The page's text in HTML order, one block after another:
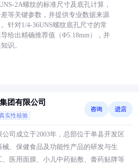
2A螺纹的标准尺寸及底孔计算，
等关键参数，并提供专业数据来源
。针对1/4-36UNS螺纹底孔尺寸的常
给出精确推荐值（Φ5.18mm），并
识。
团有限公司
实性核验
咨询 进店
司成立于2003年，总部位于单县开发区
、保健食品及功能性产品的研发与生
、医用面膜、小儿中药贴敷、膏药贴牌等